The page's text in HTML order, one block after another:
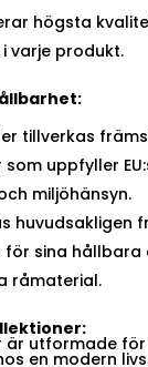
högsta
varje produkt.
tillverkas
uppfyller
miljöhänsyn.
huvudsakligen
för sina hållbara
råmaterial.
är utformade
en modern